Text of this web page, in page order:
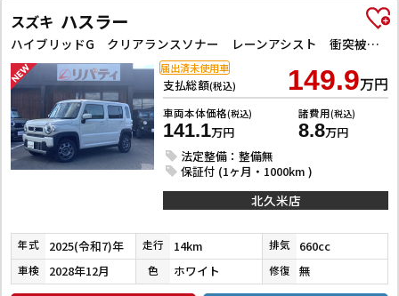
スズキ ハスラー
ハイブリッドG クリアランスソナー レーンアシスト 衝突被害軽減システム オートライト スマートキー アイドリングストップ 電動格納ミラー シートヒーター CVT ESC エアコン パワーウィンドウ
支払総額(税込) 149.9万円
車両本体価格(税込)
141.1万円
諸費用(税込)
8.8万円
法定整備：整備無
保証付 (1ヶ月・1000km )
届出済未使用車
北久米店
年式 2025(令和7)年 走行 14km 排気 660cc
車検 2028年12月 色 ホワイト 修復 無